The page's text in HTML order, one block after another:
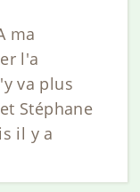
ma
l'a
va plus
Stéphane
il y a